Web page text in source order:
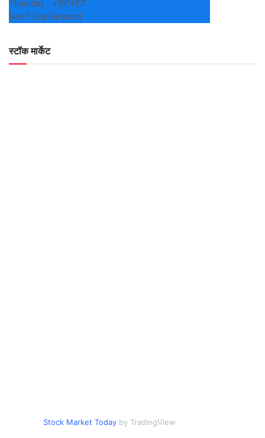
Thursday
+29°+27°
See 7-Day Forecast
स्टॉक मार्केट
Stock Market Today by TradingView